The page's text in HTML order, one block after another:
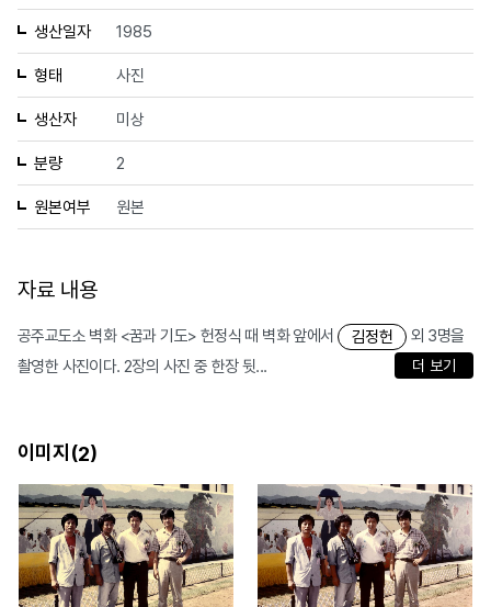
생산일자 1985
형태 사진
생산자 미상
분량 2
원본여부 원본
자료 내용
공주교도소 벽화 <꿈과 기도> 헌정식 때 벽화 앞에서 김정헌
외 3명을
촬영한 사진이다. 2장의 사진 중 한장 뒷...
더 보기
이미지(2)